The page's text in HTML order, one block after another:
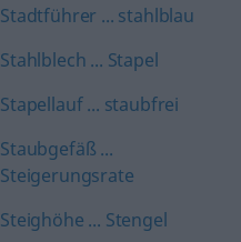
Stadtführer ... stahlblau
Stahlblech ... Stapel
Stapellauf ... staubfrei
Staubgefäß ...
Steigerungsrate
Steighöhe ... Stengel